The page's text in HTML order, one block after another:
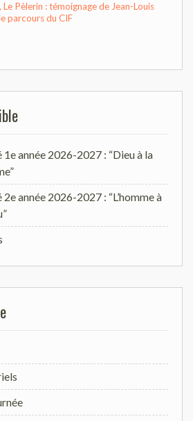
Pèlerin : témoignage de Jean-Louis
parcours du CIF
année 2026-2027 : “Dieu à la
année 2026-2027 : “L’homme à